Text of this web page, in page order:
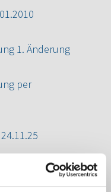
1. Änderung
per
vom 14.11.2019